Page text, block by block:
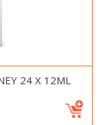
24 X 12ML